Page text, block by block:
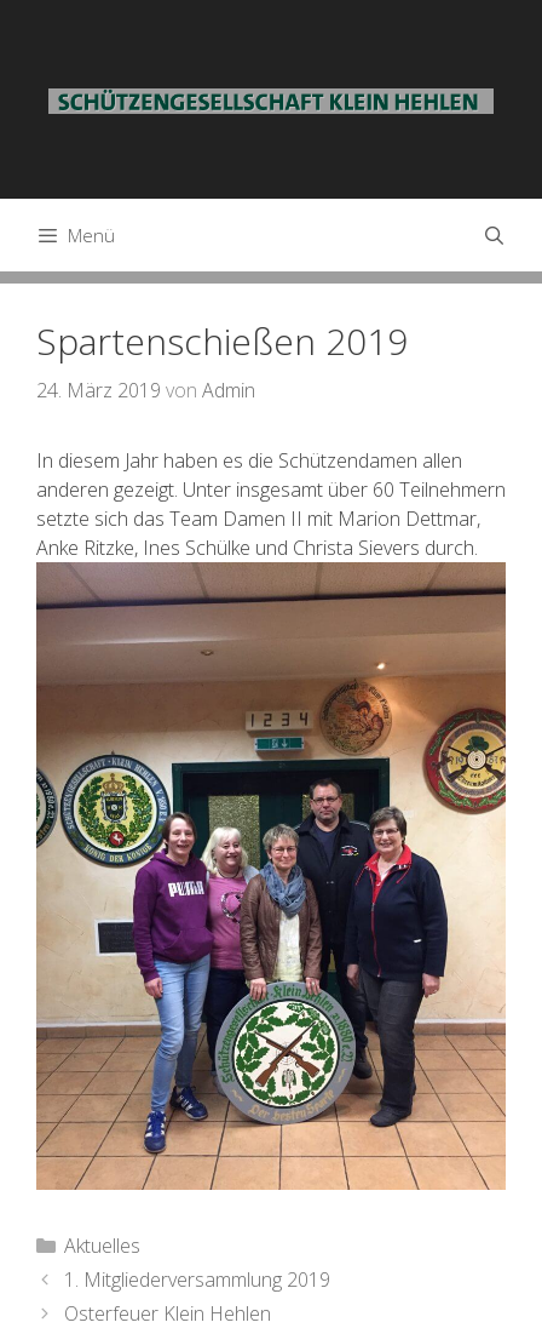
Menü
Spartenschießen 2019
24. März 2019 von Admin
In diesem Jahr haben es die Schützendamen allen
anderen gezeigt. Unter insgesamt über 60 Teilnehmern
setzte sich das Team Damen II mit Marion Dettmar,
Anke Ritzke, Ines Schülke und Christa Sievers durch.
Kategorien
Aktuelles
Beitrags-
Navigation
1. Mitgliederversammlung 2019
Osterfeuer Klein Hehlen